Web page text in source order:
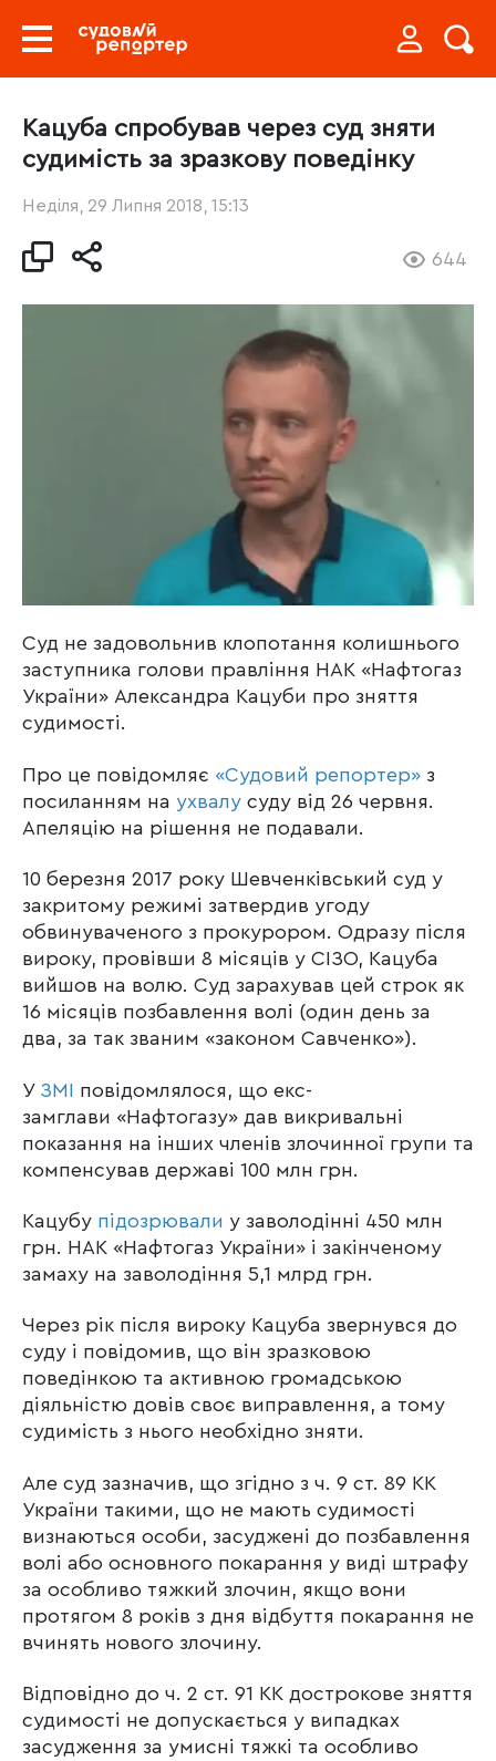
Кацуба спробував через суд зняти
судимість за зразкову поведінку
Неділя, 29 Липня 2018, 15:13
644
Суд не задовольнив клопотання колишнього
заступника голови правління НАК «Нафтогаз
України» Александра Кацуби про зняття
судимості.
Про це повідомляє «Судовий репортер» з
посиланням на ухвалу суду від 26 червня.
Апеляцію на рішення не подавали.
10 березня 2017 року Шевченківський суд у
закритому режимі затвердив угоду
обвинуваченого з прокурором. Одразу після
вироку, провівши 8 місяців у СІЗО, Кацуба
вийшов на волю. Суд зарахував цей строк як
16 місяців позбавлення волі (один день за
два, за так званим «законом Савченко»).
У ЗМІ повідомлялося, що екс-
замглави «Нафтогазу» дав викривальні
показання на інших членів злочинної групи та
компенсував державі 100 млн грн.
Кацубу підозрювали у заволодінні 450 млн
грн. НАК «Нафтогаз України» і закінченому
замаху на заволодіння 5,1 млрд грн.
Через рік після вироку Кацуба звернувся до
суду і повідомив, що він зразковою
поведінкою та активною громадською
діяльністю довів своє виправлення, а тому
судимість з нього необхідно зняти.
Але суд зазначив, що згідно з ч. 9 ст. 89 КК
України такими, що не мають судимості
визнаються особи, засуджені до позбавлення
волі або основного покарання у виді штрафу
за особливо тяжкий злочин, якщо вони
протягом 8 років з дня відбуття покарання не
вчинять нового злочину.
Відповідно до ч. 2 ст. 91 КК дострокове зняття
судимості не допускається у випадках
засудження за умисні тяжкі та особливо